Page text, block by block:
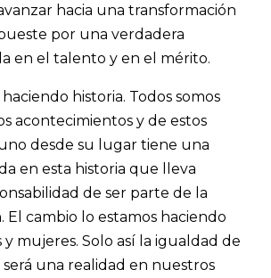
hacia una transformación
por una verdadera
en el talento y en el mérito.
historia. Todos somos
acontecimientos y de estos
desde su lugar tiene una
en esta historia que lleva
de ser parte de la
El cambio lo estamos haciendo
y mujeres. Solo así la igualdad de
una realidad en nuestros